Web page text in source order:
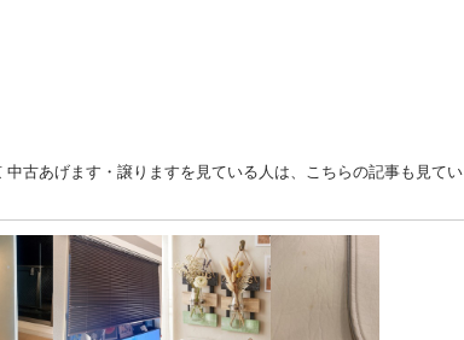
古あげます・譲りますを見ている人は、こちらの記事も見てい